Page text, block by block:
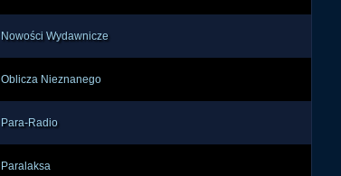
Nowości Wydawnicze
Oblicza Nieznanego
Para-Radio
Paralaksa